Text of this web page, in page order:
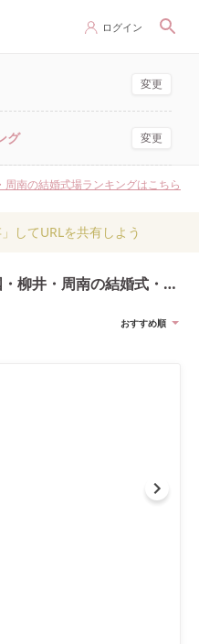
ログイン
変更
グ 変更
周南の結婚式場ランキングはこちら
してURLを共有しよう
・周南の結婚式・結婚式場
おすすめ順